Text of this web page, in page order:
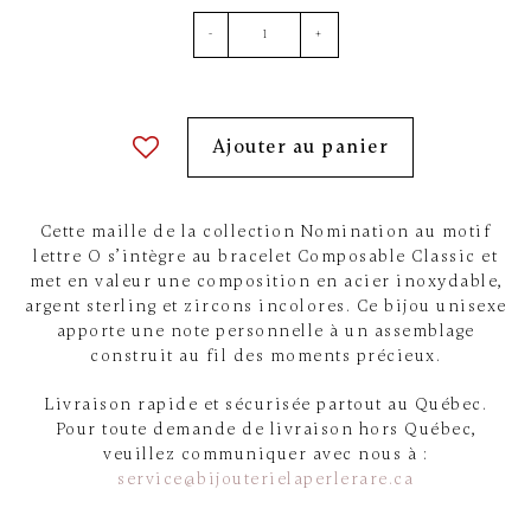
- +
Ajouter au panier
Cette maille de la collection Nomination au motif
lettre O s’intègre au bracelet Composable Classic et
met en valeur une composition en acier inoxydable,
argent sterling et zircons incolores. Ce bijou unisexe
apporte une note personnelle à un assemblage
construit au fil des moments précieux.
Livraison rapide et sécurisée partout au Québec.
Pour toute demande de livraison hors Québec,
veuillez communiquer avec nous à :
service@bijouterielaperlerare.ca